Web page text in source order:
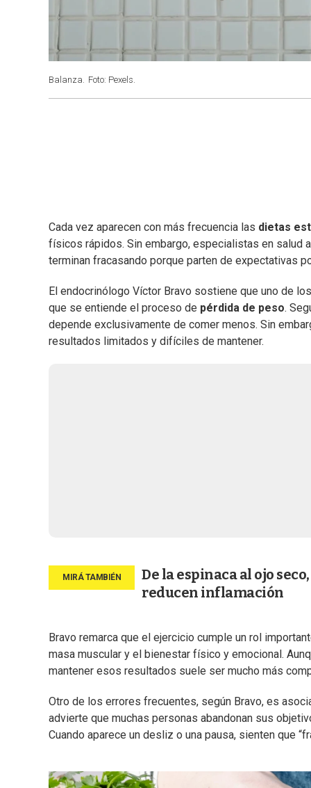
Balanza. Foto: Pexels.
Cada vez aparecen con más frecuencia las dietas
físicos rápidos. Sin embargo, especialistas en salud
terminan fracasando porque parten de expectativas
El endocrinólogo Víctor Bravo sostiene que uno de
que se entiende el proceso de pérdida de peso.
depende exclusivamente de comer menos. Sin
resultados limitados y difíciles de mantener.
De la espinaca al ojo
reducen inflamación
Bravo remarca que el ejercicio cumple un rol
masa muscular y el bienestar físico y emocional.
mantener esos resultados suele ser mucho más
Otro de los errores frecuentes, según Bravo, es
advierte que muchas personas abandonan sus
Cuando aparece un desliz o una pausa, sienten que